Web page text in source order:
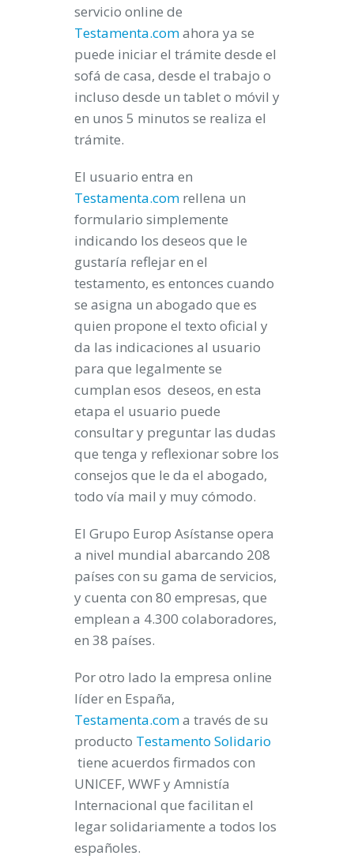
servicio online de
Testamenta.comahora ya se
puede iniciar el trámite desde el
sofá de casa, desde el trabajo o
incluso desde un tablet o móvil y
en unos 5 minutos se realiza el
trámite.
El usuario entra en
Testamenta.com rellena un
formulario simplemente
indicando los deseos que le
gustaría reflejar en el
testamento, es entonces cuando
se asigna un abogado que es
quien propone el texto oficial y
da las indicaciones al usuario
para que legalmente se
cumplan esos deseos, en esta
etapa el usuario puede
consultar y preguntar las dudas
que tenga y reflexionar sobre los
consejos que le da el abogado,
todo vía mail y muy cómodo.
El Grupo Europ Asístanse opera
a nivel mundial abarcando 208
países con su gama de servicios,
y cuenta con 80 empresas, que
emplean a 4.300 colaboradores,
en 38 países.
Por otro lado la empresa online
líder en España,
Testamenta.coma través de su
producto Testamento Solidario
tiene acuerdos firmados con
UNICEF, WWF y Amnistía
Internacional que facilitan el
legar solidariamente a todos los
españoles.